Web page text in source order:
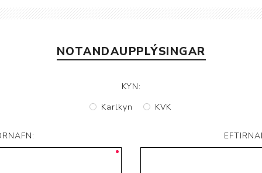
Dýnur
Aukabúnaður
Þvagleggir
NOTANDAUPPLÝSINGAR
KYN:
Karlkyn
KVK